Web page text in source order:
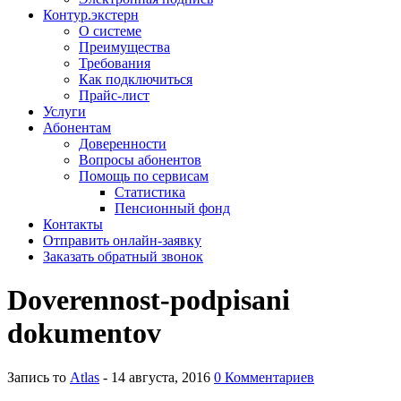
Контур.экстерн
О системе
Преимущества
Требования
Как подключиться
Прайс-лист
Услуги
Абонентам
Доверенности
Вопросы абонентов
Помощь по сервисам
Статистика
Пенсионный фонд
Контакты
Отправить онлайн-заявку
Заказать обратный звонок
Doverennost-podpisani
dokumentov
Запись то Atlas - 14 августа, 2016 0 Комментариев